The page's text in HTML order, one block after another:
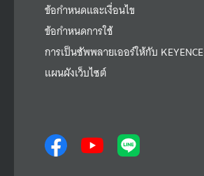
ข้อกำหนดและเงื่อนไข
ข้อกำหนดการใช้
การเป็นซัพพลายเออร์ให้กับ KEYENCE
แผนผังเว็บไซต์